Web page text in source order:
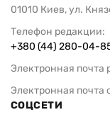
01010 Киев, ул.
Телефон редакции:
+380 (44) 280-04-
Электронная почта
Электронная почта
СОЦСЕТИ